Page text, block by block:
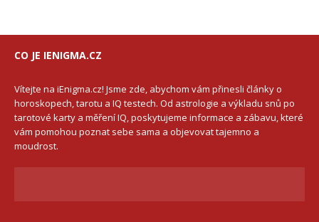
CO JE IENIGMA.CZ
Vítejte na iEnigma.cz! Jsme zde, abychom vám přinesli články o
horoskopech, tarotu a IQ testech. Od astrologie a výkladu snů po
tarotové karty a měření IQ, poskytujeme informace a zábavu, které
vám pomohou poznat sebe sama a objevovat tajemno a
moudrost.